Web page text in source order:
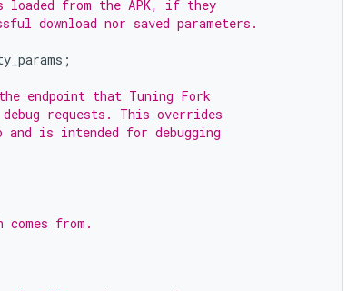
loaded from the APK, if they
download nor saved parameters.
;
endpoint that Tuning Fork
requests. This overrides
and is intended for debugging
comes from.